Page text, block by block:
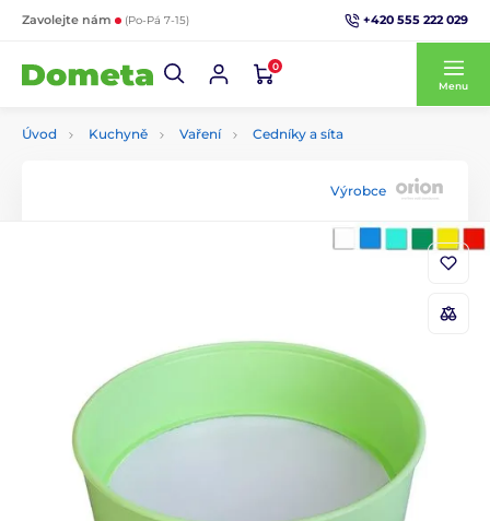
Zavolejte nám (Po-Pá 7-15) +420 555 222 029
0
Menu
Úvod Kuchyně Vaření Cedníky a síta
Výrobce